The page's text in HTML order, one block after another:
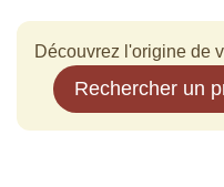
Découvrez l'origine de
Rechercher un